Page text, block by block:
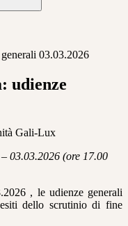
03.03.2026
udienze
Gali-Lux
03.03.2026 (ore 17.00
, le udienze generali
dello scrutinio di fine